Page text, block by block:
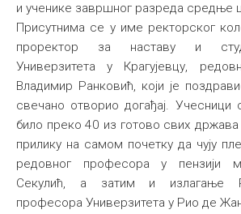
и ученике завршног разреда средње
Присутнима се у име ректорског
проректор за наставу и
Универзитета у Крагујевцу,
Владимир Ранковић, који је
свечано отворио догађај. Учесници
било преко 40 из готово свих
прилику на самом почетку да чују
редовног професора у пензији
Секулић, а затим и излагање
професора Универзитета у Рио де